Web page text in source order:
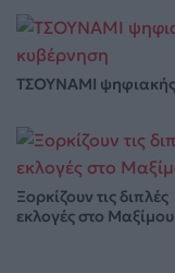
ΤΣΟΥΝΑΜΙ
Ξορκίζουν τις διπλές
εκλογές στο Μαξίμου